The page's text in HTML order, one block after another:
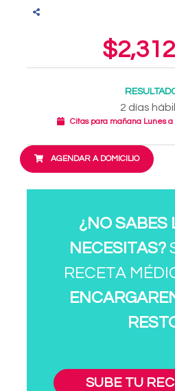
2 días
Citas para mañana Lunes
AGENDAR A DOMICILIO
¿NO SABES
NECESITAS?
RECETA
SUBE TU